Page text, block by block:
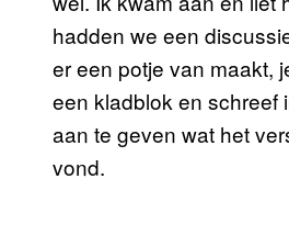
hadden we een
er een potje van maakt,
een kladblok en schreef
aan te geven wat het
vond.